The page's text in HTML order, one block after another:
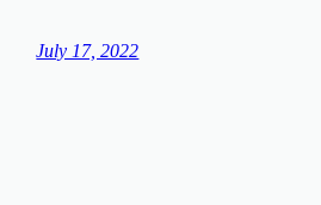
July 17, 2022